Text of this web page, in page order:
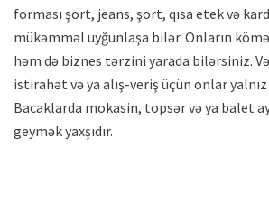
forması şort, jeans, şort, qısa etek və
mükəmməl uyğunlaşa bilər. Onların
həm də biznes tərzini yarada bilərsiniz.
istirahət və ya alış-veriş üçün onlar
Bacaklarda mokasin, topsər və ya balet
geymək yaxşıdır.